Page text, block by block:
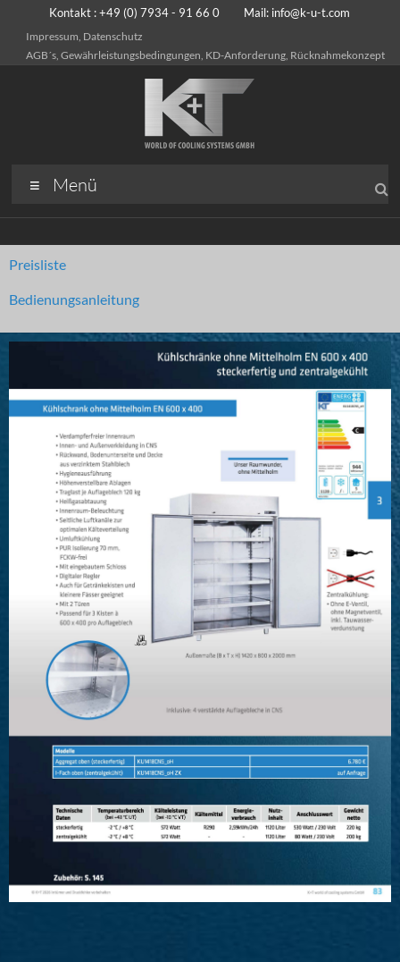
Kontakt : +49 (0) 7934 - 91 66 0 Mail: info@k-u-t.com
Impressum, Datenschutz
AGB´s, Gewährleistungsbedingungen, KD-Anforderung, Rücknahmekonzept
Menü
Preisliste
Bedienungsanleitung